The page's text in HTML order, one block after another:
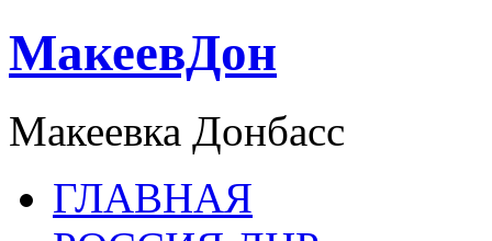
МакеевДон
Макеевка Донбасс
ГЛАВНАЯ